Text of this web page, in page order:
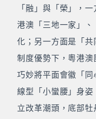
「融」與「榮」，
港澳「三地一家」
化；另一方面是「共
制度優勢下，粵港
巧妙將平面會徽「
線型「小蠻腰」身
立改革潮頭，底部